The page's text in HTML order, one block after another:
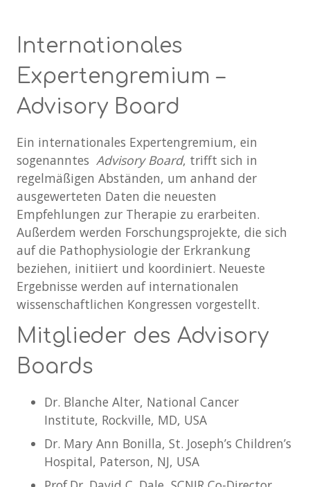
Internationales
Expertengremium –
Advisory Board
Ein internationales Expertengremium, ein
sogenanntesAdvisory Board, trifft sich in
regelmäßigen Abständen, um anhand der
ausgewerteten Daten die neuesten
Empfehlungen zur Therapie zu erarbeiten.
Außerdem werden Forschungsprojekte, die sich
auf die Pathophysiologie der Erkrankung
beziehen, initiiert und koordiniert. Neueste
Ergebnisse werden auf internationalen
wissenschaftlichen Kongressen vorgestellt.
Mitglieder des Advisory
Boards
Dr. Blanche Alter, National Cancer
Institute, Rockville, MD, USA
Dr. Mary Ann Bonilla, St. Joseph’s Children’s
Hospital, Paterson, NJ, USA